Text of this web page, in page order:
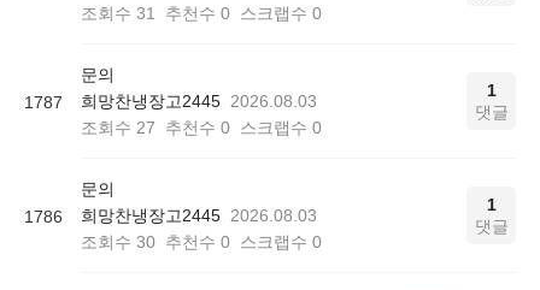
조회수 31 추천수 0 스크랩수 0
1787
문의
희망찬냉장고2445 2026.08.03
조회수 27 추천수 0 스크랩수 0
1
댓글
1786
문의
희망찬냉장고2445 2026.08.03
조회수 30 추천수 0 스크랩수 0
1
댓글